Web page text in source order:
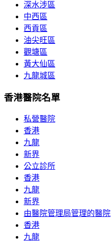
深水涉區
中西區
西貢區
油尖旺區
觀塘區
黃大仙區
九龍城區
香港醫院名單
私營醫院
香港
九龍
新界
公立診所
香港
九龍
新界
由醫院管理局管理的醫院
香港
九龍